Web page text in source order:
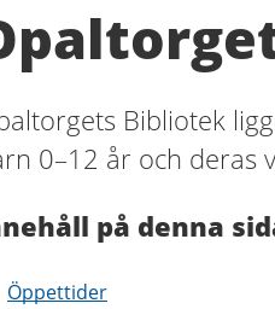
Bibliotek
0–12 år och deras
på denna
Öppettider